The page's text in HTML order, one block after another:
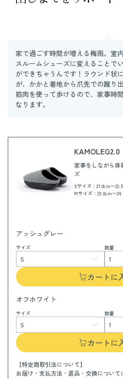
家で過ごす時間が増える梅雨。室
スルームシューズに変えることで
ができちゃうんです！ラウンド状
が、かかと着地から爪先での蹴り
筋肉を使って歩けるので、家事時
なります。
KAMOLEG2.0
家事をしながら
ズ
Sサイズ：21.0cm〜
Mサイズ：23.0cm〜
アッシュグレー
サイズ 数量
カートに
オフホワイト
サイズ 数量
カートに
【特定商取引法について】
お届け・支払方法・返品・交換について